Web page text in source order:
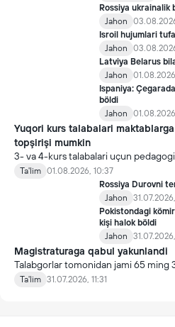
Rossiya
Jahon
Isroil hujumlari
Jahon
Latviya Belarus
Jahon
Ispaniya:
böldi
Jahon
Yuqori kurs talabalari
topşirişi mumkin
3- va 4-kurs talabalari uçun
topşirish yanada soddalaştirildi.
Ta'lim 01.08.2026, 10:37
Rossiya Durovni
Jahon
Pokistondagi
kişi halok böldi
Jahon
Magistraturaga qabul yakunlandi
Talabgorlar tomonidan jami 65 ming
Ta'lim 31.07.2026, 11:31